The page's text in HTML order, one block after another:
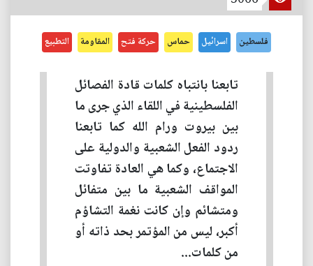
فلسطين اسرائيل حماس حركة فتح المقاومة التطبيع
تابعنا بانتباه كلمات قادة الفصائل
الفلسطينية في اللقاء الذي جرى ما
بين بيروت ورام الله كما تابعنا
ردود الفعل الشعبية والدولية على
الاجتماع، وكما هي العادة تفاوتت
المواقف الشعبية ما بين متفائل
ومتشائم وإن كانت نغمة التشاؤم
أكبر، ليس من المؤتمر بحد ذاته أو
من كلمات...